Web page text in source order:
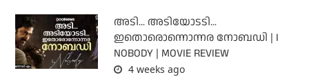
അടി... അടിയോടടി...
ഇതൊരൊന്നൊന്നര നോബഡി | I
NOBODY | MOVIE REVIEW
4 weeks ago